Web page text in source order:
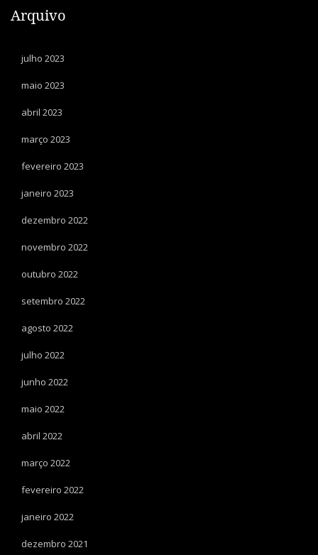
Arquivo
julho 2023
maio 2023
abril 2023
março 2023
fevereiro 2023
janeiro 2023
dezembro 2022
novembro 2022
outubro 2022
setembro 2022
agosto 2022
julho 2022
junho 2022
maio 2022
abril 2022
março 2022
fevereiro 2022
janeiro 2022
dezembro 2021